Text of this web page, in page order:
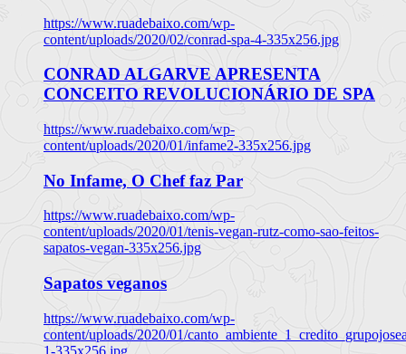
https://www.ruadebaixo.com/wp-
content/uploads/2020/02/conrad-spa-4-335x256.jpg
CONRAD ALGARVE APRESENTA
CONCEITO REVOLUCIONÁRIO DE SPA
https://www.ruadebaixo.com/wp-
content/uploads/2020/01/infame2-335x256.jpg
No Infame, O Chef faz Par
https://www.ruadebaixo.com/wp-
content/uploads/2020/01/tenis-vegan-rutz-como-sao-feitos-
sapatos-vegan-335x256.jpg
Sapatos veganos
https://www.ruadebaixo.com/wp-
content/uploads/2020/01/
1-335x256.jpg